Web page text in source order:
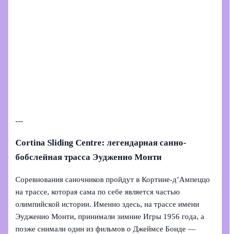
---
Cortina Sliding Centre: легендарная санно-
бобслейная трасса Эудженио Монти
Соревнования саночников пройдут в Кортине-д’Ампеццо
на трассе, которая сама по себе является частью
олимпийской истории. Именно здесь, на трассе имени
Эудженио Монти, принимали зимние Игры 1956 года, а
позже снимали один из фильмов о Джеймсе Бонде —